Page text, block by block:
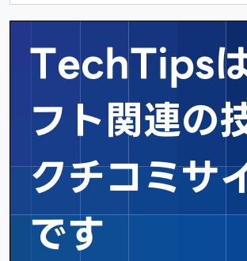
TechTips
フト関連の
クチコミサ
です